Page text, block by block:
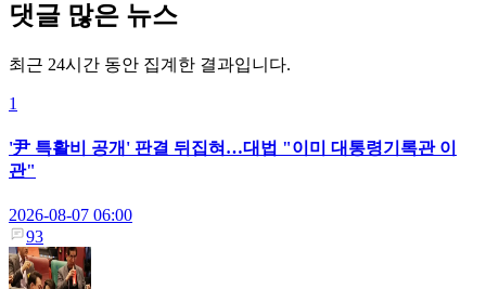
댓글 많은 뉴스
최근 24시간 동안 집계한 결과입니다.
1
'尹 특활비 공개' 판결 뒤집혀…대법 "이미 대통령기록관 이
관"
2026-08-07 06:00
93